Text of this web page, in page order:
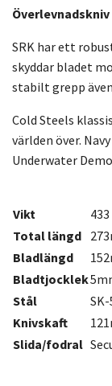
SRK har ett
skyddar bladet
stabilt grepp
Cold Steels
världen över.
Underwater
Vikt
Total längd
Bladlängd
Bladtjocklek
Stål
Knivskaft
Slida/fodral